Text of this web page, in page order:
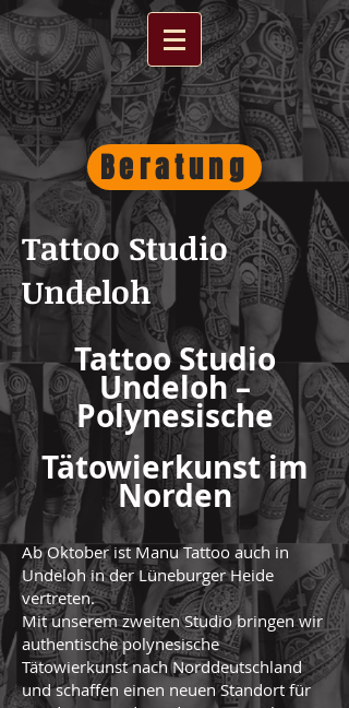
Beratung
Tattoo Studio
Undeloh
Tattoo Studio
Undeloh –
Polynesische
Tätowierkunst im
Norden
Ab Oktober ist Manu Tattoo auch in
Undeloh in der Lüneburger Heide
vertreten.
Mit unserem zweiten Studio bringen wir
authentische polynesische
Tätowierkunst nach Norddeutschland
und schaffen einen neuen Standort für